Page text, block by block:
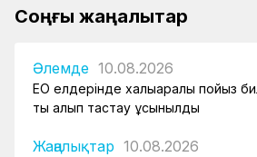
Соңғы жаңалықтар
Әлемде 10.08.2026
ЕО елдерінде халықаралық пойыз
ты алып тастау ұсынылды
Жаңалықтар 10.08.2026